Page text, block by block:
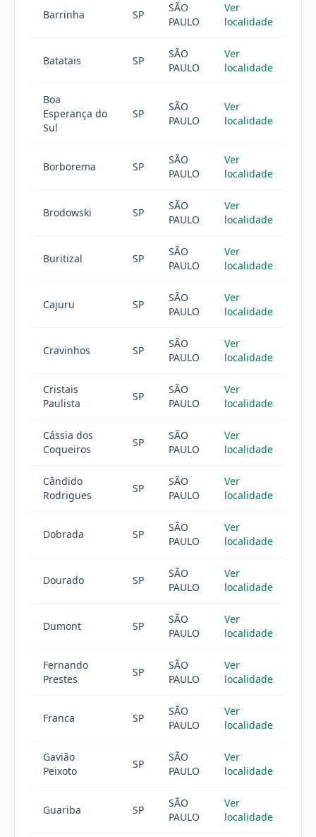
Barrinha SP
SÃO
PAULO
Ver
localidade
Batatais SP
SÃO
PAULO
Ver
localidade
Boa
Esperança do
Sul
SP
SÃO
PAULO
Ver
localidade
Borborema SP
SÃO
PAULO
Ver
localidade
Brodowski SP
SÃO
PAULO
Ver
localidade
Buritizal SP
SÃO
PAULO
Ver
localidade
Cajuru SP
SÃO
PAULO
Ver
localidade
Cravinhos SP
SÃO
PAULO
Ver
localidade
Cristais
Paulista
SP
SÃO
PAULO
Ver
localidade
Cássia dos
Coqueiros
SP
SÃO
PAULO
Ver
localidade
Cândido
Rodrigues
SP
SÃO
PAULO
Ver
localidade
Dobrada SP
SÃO
PAULO
Ver
localidade
Dourado SP
SÃO
PAULO
Ver
localidade
Dumont SP
SÃO
PAULO
Ver
localidade
Fernando
Prestes
SP
SÃO
PAULO
Ver
localidade
Franca SP
SÃO
PAULO
Ver
localidade
Gavião
Peixoto
SP
SÃO
PAULO
Ver
localidade
Guariba SP
SÃO
PAULO
Ver
localidade